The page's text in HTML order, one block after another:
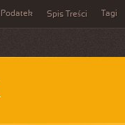
Podatek Spis Treści Tagi